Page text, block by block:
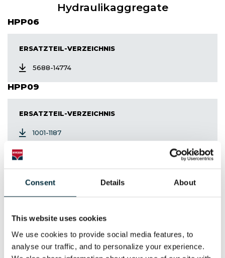
Consent Details About
This website uses cookies
We use cookies to provide social media features, to
analyse our traffic, and to personalize your experience.
Hydraulikaggregate
HPP06
ERSATZTEIL-VERZEICHNIS
5688-14774
HPP09
ERSATZTEIL-VERZEICHNIS
1001-1187
HPP13
ERSATZTEIL-VERZEICHNIS
1020-1153
1154-1433